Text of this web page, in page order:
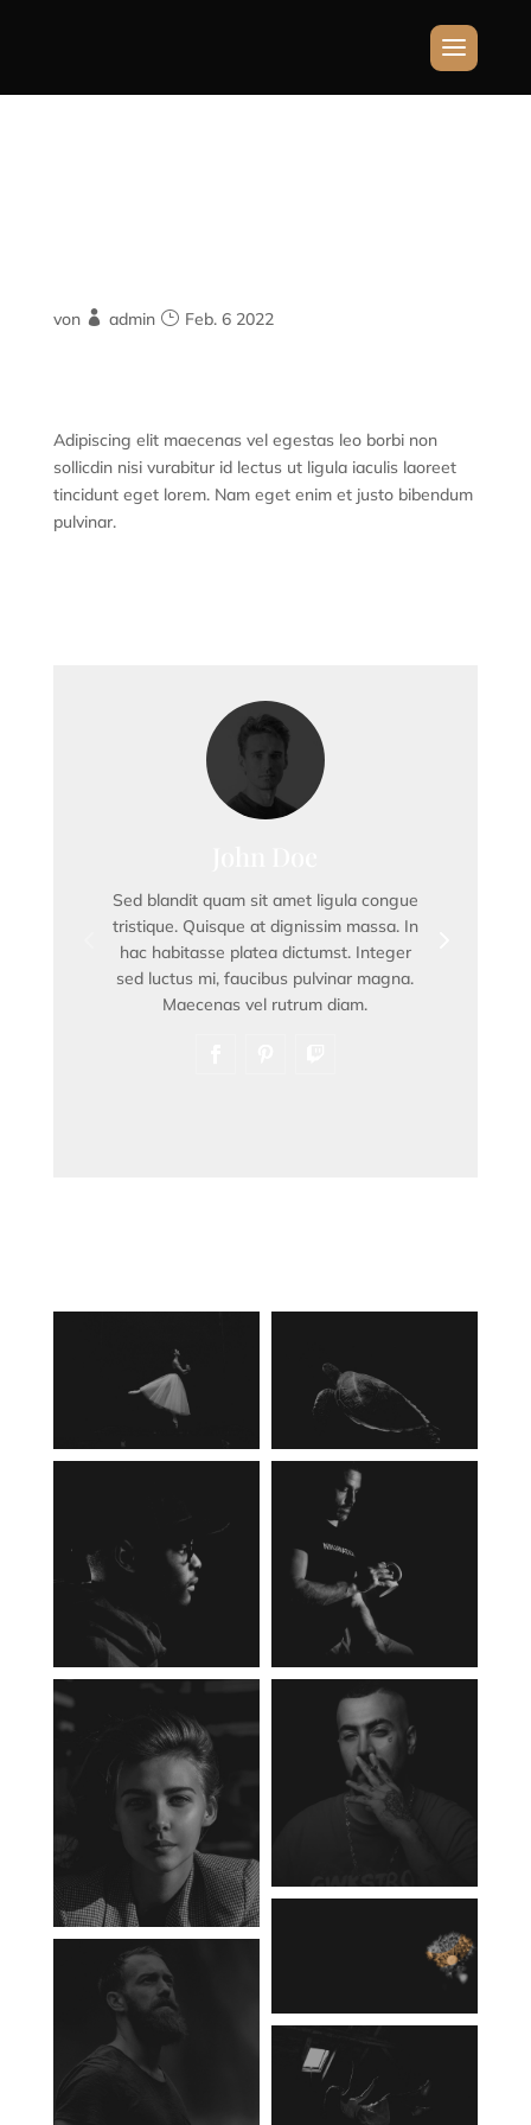
von admin Feb. 6 2022
Adipiscing elit maecenas vel egestas leo borbi non
sollicdin nisi vurabitur id lectus ut ligula iaculis laoreet
tincidunt eget lorem. Nam eget enim et justo bibendum
pulvinar.
Sed blandit quam sit amet ligula congue
tristique. Quisque at dignissim massa. In
hac habitasse platea dictumst. Integer
sed luctus mi, faucibus pulvinar magna.
Maecenas vel rutrum diam.